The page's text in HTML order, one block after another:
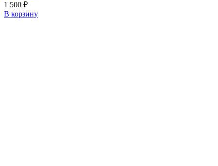
1 500 ₽
В корзину